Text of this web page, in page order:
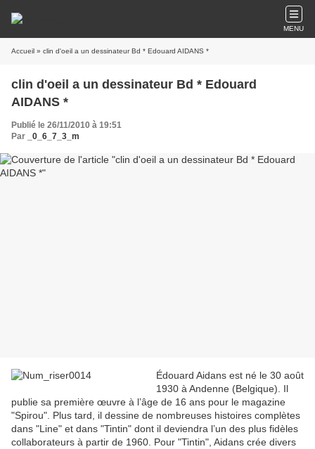
MENU
Accueil » clin d'oeil a un dessinateur Bd * Edouard AIDANS *
clin d'oeil a un dessinateur Bd * Edouard
AIDANS *
Publié le 26/11/2010 à 19:51
Par
_0_6_7_3_m
Édouard Aidans est né le 30 août
1930 à Andenne (Belgique). Il
publie sa première œuvre à l’âge de 16 ans pour le magazine
"Spirou". Plus tard, il dessine de nombreuses histoires complètes
dans "Line" et dans "Tintin" dont il deviendra l’un des plus fidèles
collaborateurs à partir de 1960. Pour "Tintin", Aidans crée divers